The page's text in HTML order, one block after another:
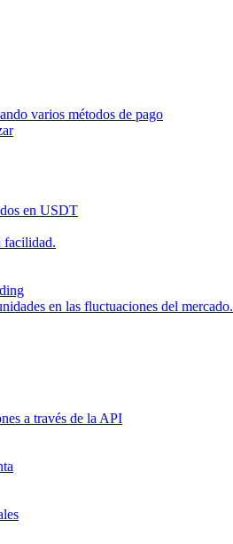
varios métodos de pago
en USDT
facilidad.
en las fluctuaciones del mercado.
a través de la API